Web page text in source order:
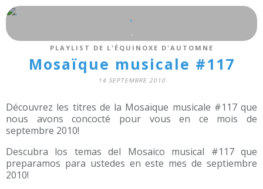
.
.
PLAYLIST DE L'ÉQUINOXE D'AUTOMNE
Mosaïque musicale #117
14 SEPTEMBRE 2010
Découvrez les titres de la Mosaïque musicale #117 que
nous avons concocté pour vous en ce mois de
septembre 2010!
Descubra los temas del Mosaico musical #117 que
preparamos para ustedes en este mes de septiembre
2010!